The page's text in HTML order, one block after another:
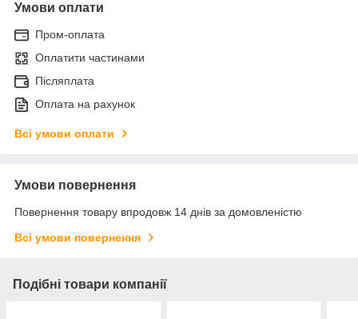
Умови оплати
Пром-оплата
Оплатити частинами
Післяплата
Оплата на рахунок
Всі умови оплати
Умови повернення
Повернення товару впродовж 14 днів за домовленістю
Всі умови повернення
Подібні товари компанії